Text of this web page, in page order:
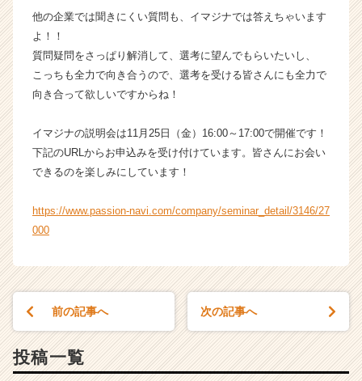
業
ら
ス
カ
ト
届
く
活
ャ
他の企業では聞きにくい質問も、イマジナでは答えちゃいます
よ！！
質問疑問をさっぱり解消して、選考に望んでもらいたいし、
こっちも全力で向き合うので、選考を受ける皆さんにも全力で
向き合って欲しいですからね！
イマジナの説明会は11月25日（金）16:00～17:00で開催です！
下記のURLからお申込みを受け付けています。皆さんにお会い
できるのを楽しみにしています！
https://www.passion-navi.com/company/seminar_detail/3146/27
000
前の記事へ 次の記事へ
投稿一覧